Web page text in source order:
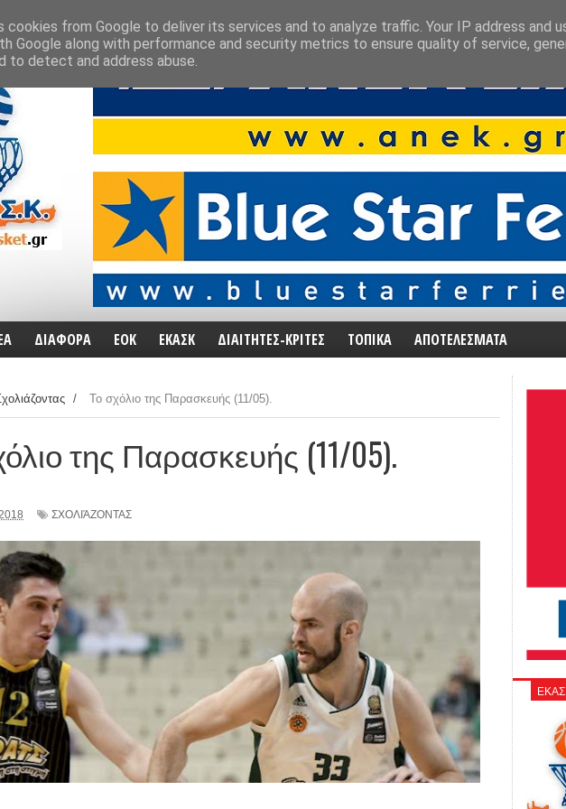
ΔΙΑΦΟΡΑ ΕΟΚ ΕΚΑΣΚ ΔΙΑΙΤΗΤΕΣ-ΚΡΙΤΕΣ ΤΟΠΙΚΑ ΑΠΟΤΕΛΕΣΜΑΤΑ
/ Το σχόλιο της Παρασκευής (11/05).
της Παρασκευής (11/05).
ΣΧΟΛΙΆΖΟΝΤΑΣ
cookies from Google to deliver its services and to analyze traffic. Your IP address and
Google along with performance and security metrics to ensure quality of service,
to detect and address abuse.